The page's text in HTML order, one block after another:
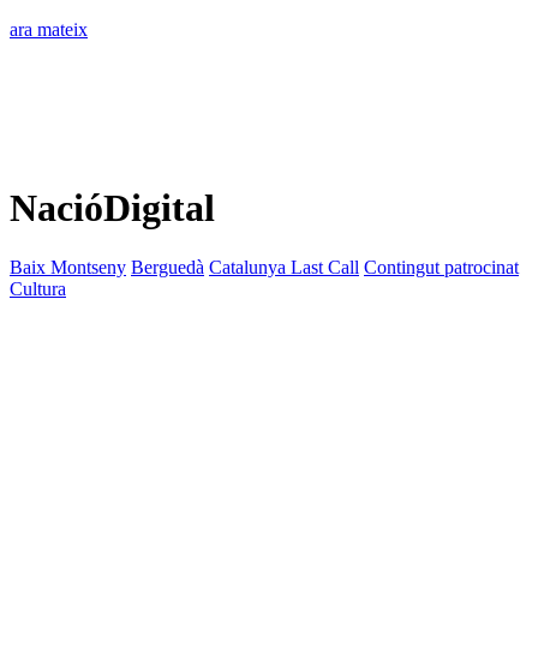
ara mateix
NacióDigital
Baix Montseny Berguedà Catalunya Last Call Contingut patrocinat
Cultura